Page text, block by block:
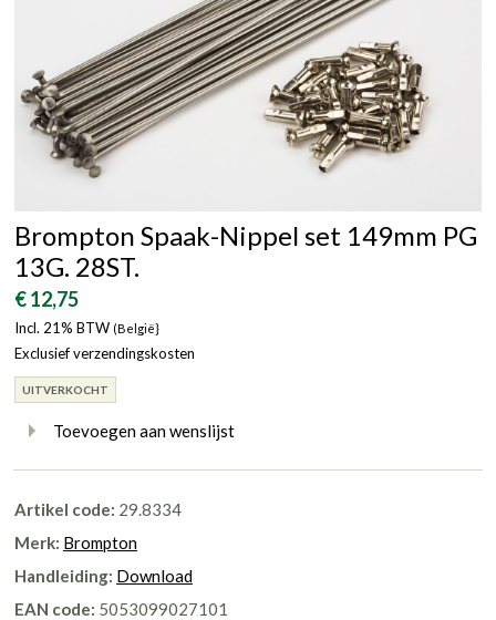
Brompton Spaak-Nippel set 149mm PG
13G. 28ST.
€ 12,75
Incl. 21% BTW (België}
Exclusief verzendingskosten
UITVERKOCHT
Toevoegen aan wenslijst
Artikel code: 29.8334
Merk: Brompton
Handleiding: Download
EAN code: 5053099027101